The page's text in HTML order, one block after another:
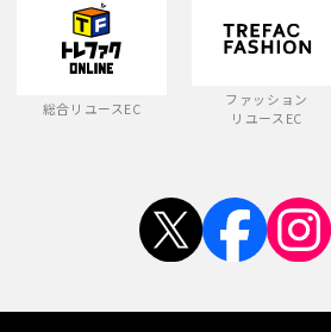
総合リユースEC
ファッション
リユースEC